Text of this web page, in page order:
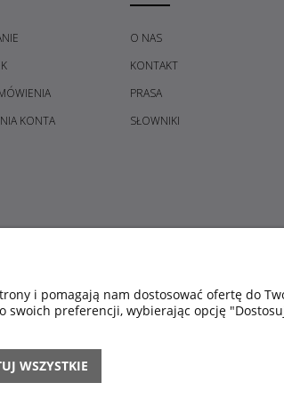
KONTA
O NAS
KONTAKT
PRASA
SŁOWNIKI
i pomagają nam dostosować ofertę do
preferencji, wybierając opcję
WSZYSTKIE